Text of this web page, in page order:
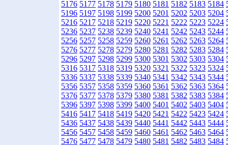
5176 5177 5178 5179 5180 5181 5182 5183 5184
5196 5197 5198 5199 5200 5201 5202 5203 5204
5216 5217 5218 5219 5220 5221 5222 5223 5224
5236 5237 5238 5239 5240 5241 5242 5243 5244
5256 5257 5258 5259 5260 5261 5262 5263 5264
5276 5277 5278 5279 5280 5281 5282 5283 5284
5296 5297 5298 5299 5300 5301 5302 5303 5304
5316 5317 5318 5319 5320 5321 5322 5323 5324
5336 5337 5338 5339 5340 5341 5342 5343 5344
5356 5357 5358 5359 5360 5361 5362 5363 5364
5376 5377 5378 5379 5380 5381 5382 5383 5384
5396 5397 5398 5399 5400 5401 5402 5403 5404
5416 5417 5418 5419 5420 5421 5422 5423 5424
5436 5437 5438 5439 5440 5441 5442 5443 5444
5456 5457 5458 5459 5460 5461 5462 5463 5464
5476 5477 5478 5479 5480 5481 5482 5483 5484